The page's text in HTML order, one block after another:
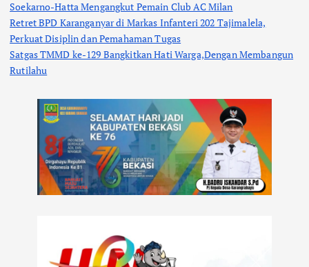
Soekarno-Hatta Mengangkut Pemain Club AC Milan
Retret BPD Karanganyar di Markas Infanteri 202 Tajimalela,
Perkuat Disiplin dan Pemahaman Tugas
Satgas TMMD ke-129 Bangkitkan Hati Warga,Dengan Membangun
Rutilahu